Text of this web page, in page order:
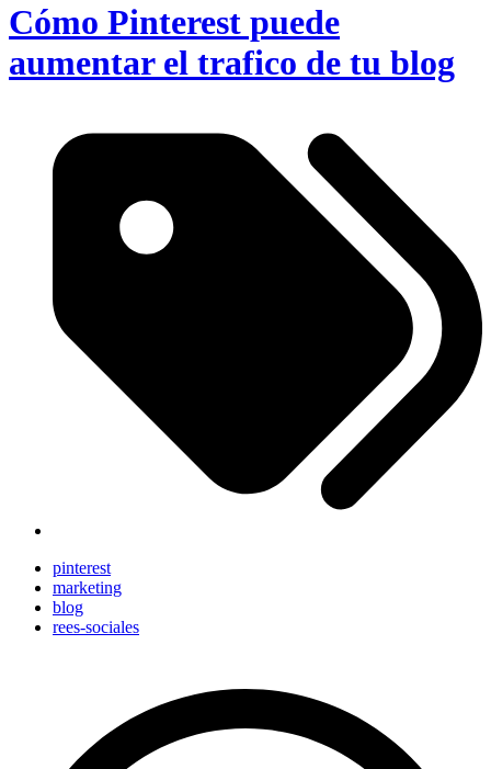
Cómo Pinterest puede
aumentar el trafico de tu blog
pinterest
marketing
blog
rees-sociales